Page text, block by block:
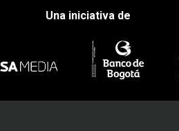
Una iniciativa de